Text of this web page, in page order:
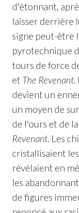
d'étonnant,
laisser derrière
signe peut-être
pyrotechnique
tours de force
et The Revenant.
devient un
un moyen de
de l'ours et de
Revenant. Les
cristallisaient
révélaient en
les
de figures